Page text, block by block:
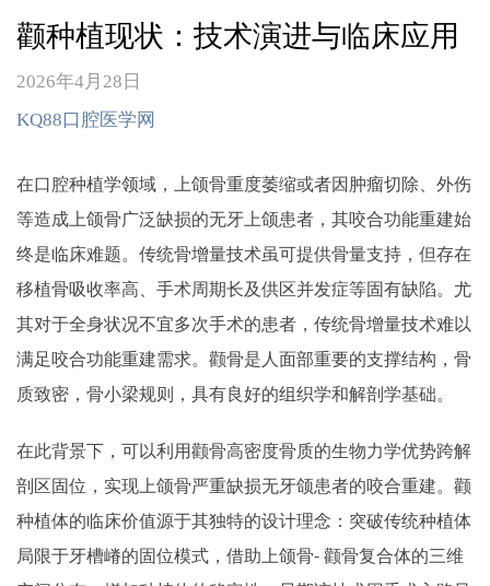
颧种植现状：技术演进与临床应用
2026年4月28日
KQ88口腔医学网
在口腔种植学领域，上颌骨重度萎缩或者因肿瘤切除、外伤
等造成上颌骨广泛缺损的无牙上颌患者，其咬合功能重建始
终是临床难题。传统骨增量技术虽可提供骨量支持，但存在
移植骨吸收率高、手术周期长及供区并发症等固有缺陷。尤
其对于全身状况不宜多次手术的患者，传统骨增量技术难以
满足咬合功能重建需求。颧骨是人面部重要的支撑结构，骨
质致密，骨小梁规则，具有良好的组织学和解剖学基础。
在此背景下，可以利用颧骨高密度骨质的生物力学优势跨解
剖区固位，实现上颌骨严重缺损无牙颌患者的咬合重建。颧
种植体的临床价值源于其独特的设计理念：突破传统种植体
局限于牙槽嵴的固位模式，借助上颌骨- 颧骨复合体的三维